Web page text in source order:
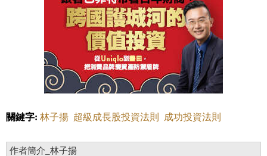
關鍵字: 林子揚 超級成長股投資法則 成功投資法則
作者簡介_林子揚